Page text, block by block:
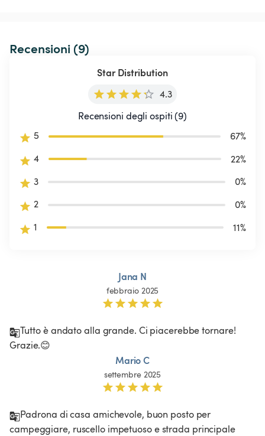
Recensioni (9)
Star Distribution
4.3
Recensioni degli ospiti (9)
5
67%
4
22%
3
0%
2
0%
1
11%
Jana N
febbraio 2025
Tutto è andato alla grande. Ci piacerebbe tornare!
Grazie.😊
Mario C
settembre 2025
Padrona di casa amichevole, buon posto per
campeggiare, ruscello impetuoso e strada principale